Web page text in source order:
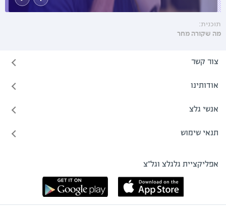
תוכנית:
מה שקורה מחר
צור קשר
אודותינו
אנשי גלצ
תנאי שימוש
אפליקציית גלגלצ וגל"צ